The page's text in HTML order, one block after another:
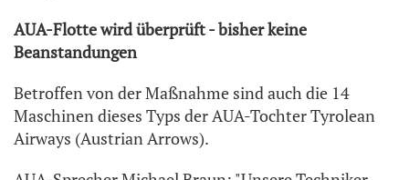
AUA-Flotte wird überprüft - bisher keine
Beanstandungen
Betroffen von der Maßnahme sind auch die 14
Maschinen dieses Typs der AUA-Tochter Tyrolean
Airways (Austrian Arrows).